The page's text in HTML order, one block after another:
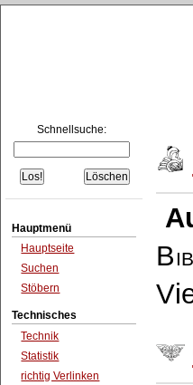
Schnellsuche:
Hauptmenü
Hauptseite
Suchen
Stöbern
Technisches
Technik
Statistik
richtig Verlinken